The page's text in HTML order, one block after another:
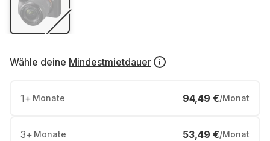
Wähle deine Mindestmietdauer
1+ Monate 94,49 €/Monat
3+ Monate 53,49 €/Monat